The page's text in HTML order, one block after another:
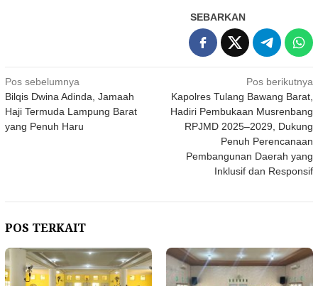
SEBARKAN
Navigasi
pos
Pos sebelumnya
Bilqis Dwina Adinda, Jamaah
Haji Termuda Lampung Barat
yang Penuh Haru
Pos berikutnya
Kapolres Tulang Bawang Barat,
Hadiri Pembukaan Musrenbang
RPJMD 2025–2029, Dukung
Penuh Perencanaan
Pembangunan Daerah yang
Inklusif dan Responsif
POS TERKAIT